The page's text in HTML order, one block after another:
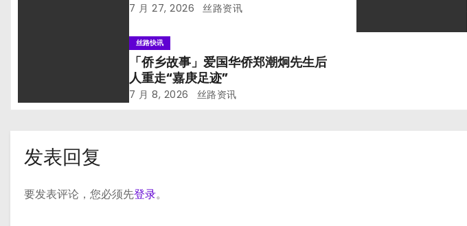
7 月 27, 2026 丝路资讯
丝路快讯
「侨乡故事」爱国华侨郑潮炯先生后
人重走“嘉庚足迹”
7 月 8, 2026 丝路资讯
发表回复
要发表评论，您必须先登录。